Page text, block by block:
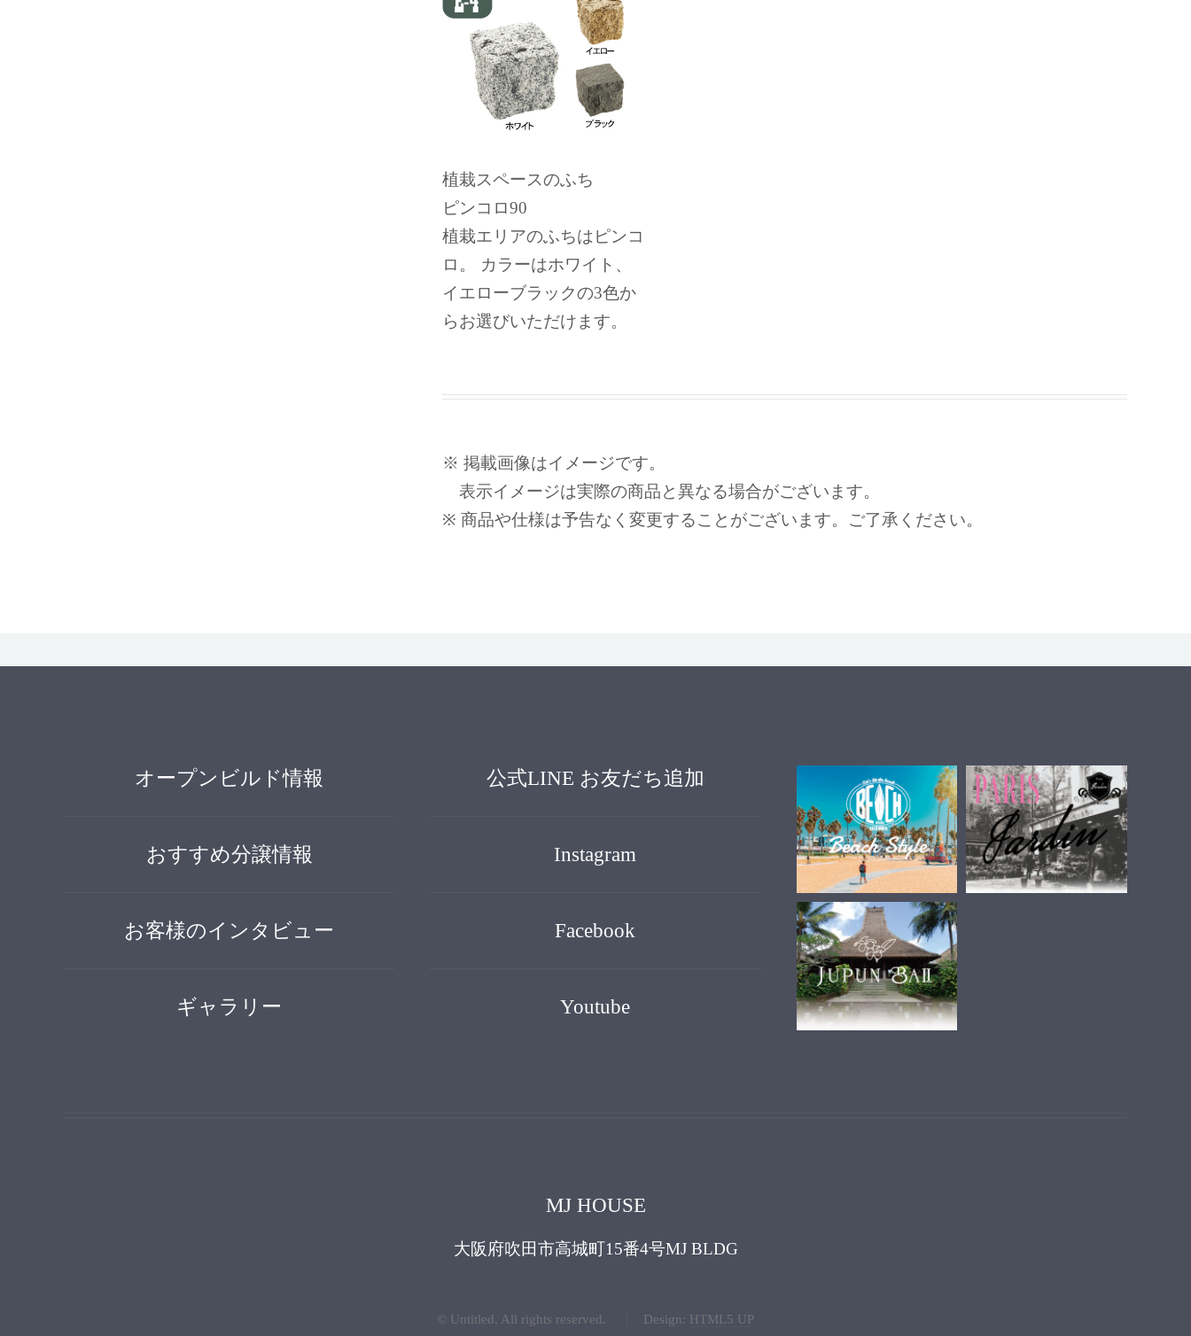
植栽スペースのふち
ピンコロ90
植栽エリアのふちはピンコ
ロ。 カラーはホワイト、
イエローブラックの3色か
らお選びいただけます。
※ 掲載画像はイメージです。
表示イメージは実際の商品と異なる場合がございます。
※ 商品や仕様は予告なく変更することがございます。ご了承ください。
オープンビルド情報
おすすめ分譲情報
お客様のインタビュー
ギャラリー
公式LINE お友だち追加
Instagram
Facebook
Youtube
MJ HOUSE
大阪府吹田市高城町15番4号MJ BLDG
© Untitled. All rights reserved. Design: HTML5 UP